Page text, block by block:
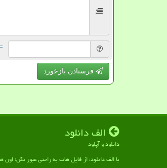
= ۴
فرستادن بازخورد
الف دانلود
دانلود و آپلود
با الف دانلود، از فایل هات به راحتی عبور نکن؛